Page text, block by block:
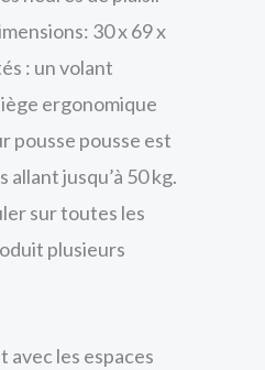
30 x 69 x
: un volant
ergonomique
pousse pousse est
jusqu’à 50 kg.
sur toutes les
plusieurs
les espaces